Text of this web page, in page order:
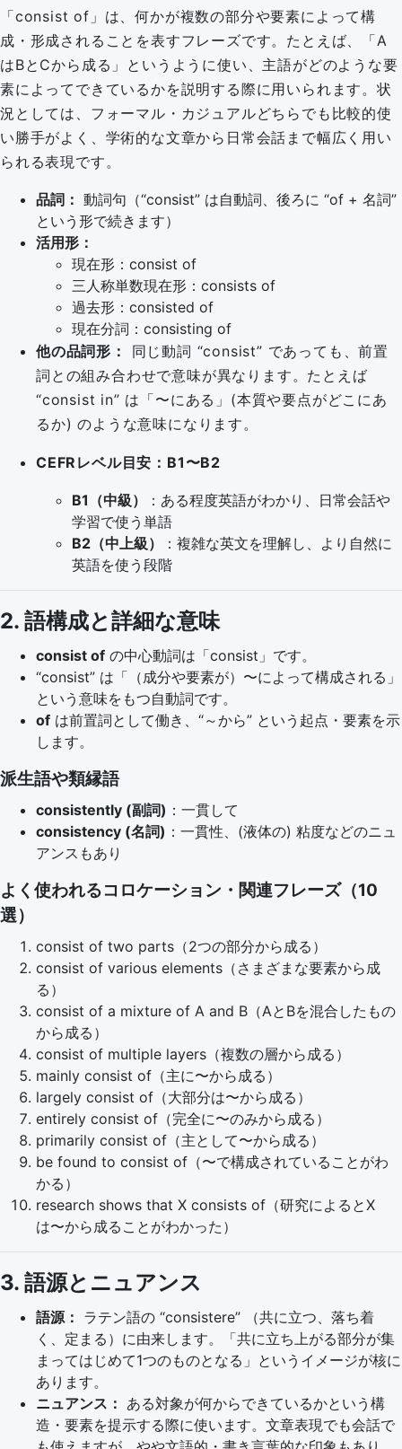
「consist of」は、何かが複数の部分や要素によって構
成・形成されることを表すフレーズです。たとえば、「A
はBとCから成る」というように使い、主語がどのような要
素によってできているかを説明する際に用いられます。状
況としては、フォーマル・カジュアルどちらでも比較的使
い勝手がよく、学術的な文章から日常会話まで幅広く用い
られる表現です。
品詞： 動詞句（“consist” は自動詞、後ろに “of + 名詞”
という形で続きます）
活用形：
現在形：consist of
三人称単数現在形：consists of
過去形：consisted of
現在分詞：consisting of
他の品詞形：
同じ動詞 “consist” であっても、前置
詞との組み合わせで意味が異なります。たとえば
“consist in” は「〜にある」(本質や要点がどこにあ
るか) のような意味になります。
CEFRレベル目安：B1〜B2
B1（中級）
：ある程度英語がわかり、日常会話や
学習で使う単語
B2（中上級）
：複雑な英文を理解し、より自然に
英語を使う段階
2. 語構成と詳細な意味
consist of の中心動詞は「consist」です。
“consist” は「（成分や要素が）〜によって構成される」
という意味をもつ自動詞です。
of は前置詞として働き、“～から” という起点・要素を示
します。
派生語や類縁語
consistently (副詞) ：一貫して
consistency (名詞) ：一貫性、(液体の) 粘度などのニュ
アンスもあり
よく使われるコロケーション・関連フレーズ（10
選）
consist of two parts（2つの部分から成る）
consist of various elements（さまざまな要素から成
る）
consist of a mixture of A and B（AとBを混合したもの
から成る）
consist of multiple layers（複数の層から成る）
mainly consist of（主に〜から成る）
largely consist of（大部分は〜から成る）
entirely consist of（完全に〜のみから成る）
primarily consist of（主として〜から成る）
be found to consist of（〜で構成されていることがわ
かる）
research shows that X consists of（研究によるとX
は〜から成ることがわかった）
3. 語源とニュアンス
語源： ラテン語の “consistere” （共に立つ、落ち着
く、定まる）に由来します。「共に立ち上がる部分が集
まってはじめて1つのものとなる」というイメージが核に
あります。
ニュアンス： ある対象が何からできているかという構
造・要素を提示する際に使います。文章表現でも会話で